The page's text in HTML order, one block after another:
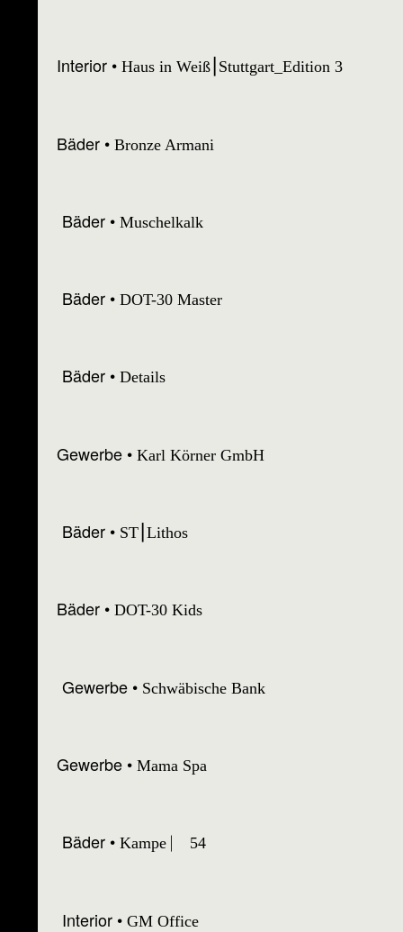
Interior Haus in Weiß⎮Stuttgart_Edition 3
Bäder Bronze Armani
Bäder Muschelkalk
Bäder DOT-30 Master
Bäder Details
Gewerbe Karl Körner GmbH
Bäder ST⎮Lithos
Bäder DOT-30 Kids
Gewerbe Schwäbische Bank
Gewerbe Mama Spa
Bäder Kampe ⎸ 54
Interior GM Office